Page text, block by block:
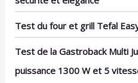
Test du four et grill Tefal
Test de la Gastroback Multi
puissance 1300 W et 5